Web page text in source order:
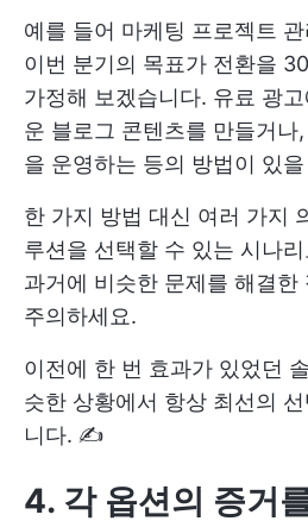
예를 들어 마케팅 프로젝트
이번 분기의 목표가 전환을
가정해 보겠습니다. 유료 광
운 블로그 콘텐츠를 만들거나
을 운영하는 등의 방법이 있
한 가지 방법 대신 여러 가지
루션을 선택할 수 있는 시나
과거에 비슷한 문제를 해결한
주의하세요.
이전에 한 번 효과가 있었던
슷한 상황에서 항상 최선의
니다. ✍️
4. 각 옵션의 증거